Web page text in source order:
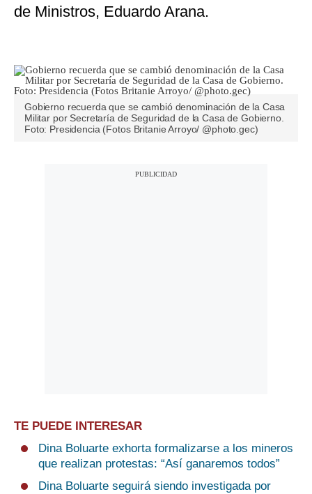
de Ministros, Eduardo Arana.
Gobierno recuerda que se cambió denominación de la Casa
Militar por Secretaría de Seguridad de la Casa de Gobierno.
Foto: Presidencia (Fotos Britanie Arroyo/ @photo.gec)
TE PUEDE INTERESAR
Dina Boluarte exhorta formalizarse a los mineros
que realizan protestas: “Así ganaremos todos”
Dina Boluarte seguirá siendo investigada por